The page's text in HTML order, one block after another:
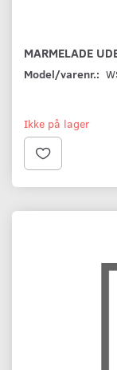
MARMELADE
Model/varenr.:
Ikke på lager